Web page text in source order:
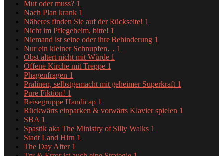
Mut oder muss? 1
Nach Plan krank 1
Näheres finden Sie auf der Rückseite! 1
Nicht im Pflegeheim, bitte! 1
Niemand ist seine oder ihre Behinderung 1
Nur ein kleiner Schnupfen… 1
Obst altert nicht mit Würde 1
Offene Kirche mit Treppe 1
Phagenfragen 1
Pralinen, selbstgemacht mit geheimer Superkraft 1
Pure Fiktion! 1
Reisegruppe Handicap 1
Rückwärts einparken & vorwärts Klavier spielen 1
SBA 1
Spastik aka The Ministry of Silly Walks 1
Stadt Land Hirn 1
The Day After 1